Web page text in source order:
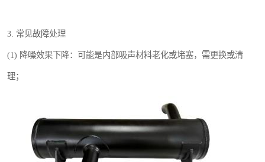
3. 常见故障处理
(1) 降噪效果下降：可能是内部吸声材料老化或堵塞，需更换或清
理；